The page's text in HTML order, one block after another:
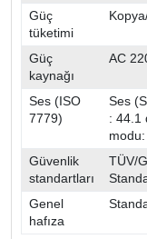
Güç
tüketimi
Güç
kaynağı
AC
Ses (ISO
7779)
Ses
: 44.1
Güvenlik
standartları
TÜV/
Genel
hafıza